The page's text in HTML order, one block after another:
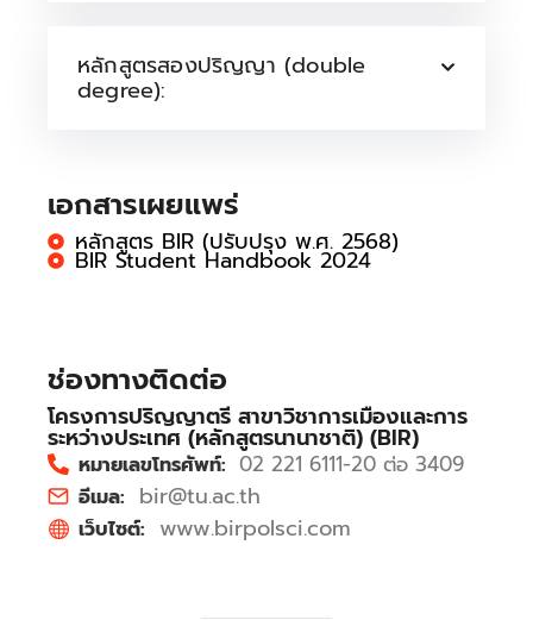
หลักสูตรสองปริญญา (double
degree):
เอกสารเผยแพร่
หลักสูตร BIR (ปรับปรุง พ.ศ. 2568)
BIR Student Handbook 2024
ช่องทางติดต่อ
โครงการปริญญาตรี สาขาวิชาการเมืองและการ
ระหว่างประเทศ (หลักสูตรนานาชาติ) (BIR)
หมายเลขโทรศัพท์: 02 221 6111-20 ต่อ 3409
อีเมล: bir@tu.ac.th
เว็บไซต์: www.birpolsci.com